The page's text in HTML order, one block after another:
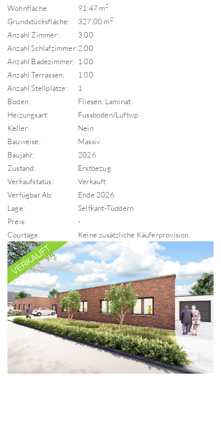
Wohnfläche:
91.47 m2
Grundstücksfläche: 327.00 m2
Anzahl Zimmer:
3.00
Anzahl Schlafzimmer:2.00
Anzahl Badezimmer: 1.00
Anzahl Terrassen:
1.00
Anzahl Stellplätze:
1
Boden:
Fliesen, Laminat
Heizungsart:
Fussboden/Luftwp
Keller:
Nein
Bauweise:
Massiv
Baujahr:
2026
Zustand:
Erstbezug
Verkaufstatus:
Verkauft
Verfügbar Ab:
Ende 2026
Lage:
Selfkant-Tüddern
Preis:
-
Courtage:
Keine zusätzliche Käuferprovision.